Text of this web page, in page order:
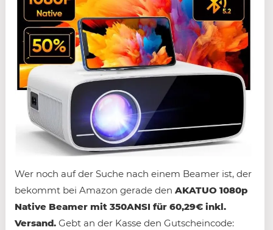
Wer noch auf der Suche nach einem Beamer ist, der
bekommt bei Amazon gerade den AKATUO 1080p
Native Beamer mit 350ANSI für 60,29€ inkl.
Versand. Gebt an der Kasse den Gutscheincode: